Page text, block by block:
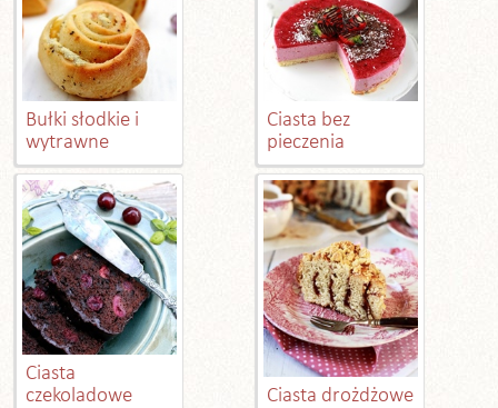
Bułki słodkie i
wytrawne
Ciasta bez
pieczenia
Ciasta
czekoladowe
Ciasta drożdżowe